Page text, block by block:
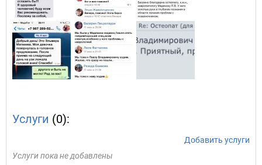
Услуги (0):
Добавить услуги
Услуги пока не добавлены